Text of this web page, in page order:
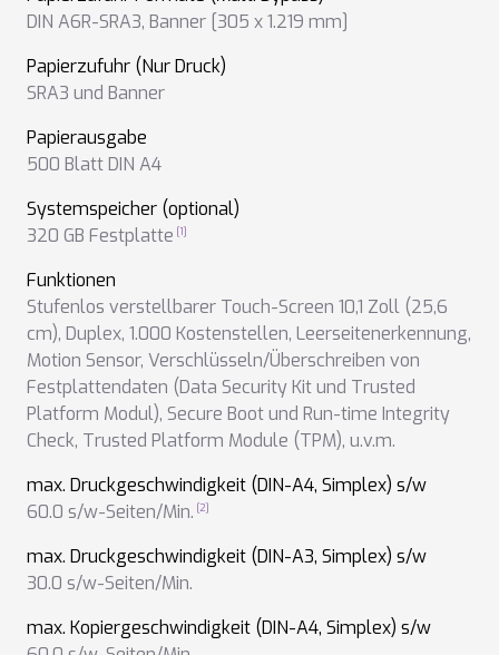
DIN A6R-SRA3, Banner [305 x 1.219 mm]
Papierzufuhr (Nur Druck)
SRA3 und Banner
Papierausgabe
500 Blatt DIN A4
Systemspeicher (optional)
320 GB Festplatte
Funktionen
Stufenlos verstellbarer Touch-Screen 10,1 Zoll (25,6
cm), Duplex, 1.000 Kostenstellen, Leerseitenerkennung,
Motion Sensor, Verschlüsseln/Überschreiben von
Festplattendaten (Data Security Kit und Trusted
Platform Modul), Secure Boot und Run-time Integrity
Check, Trusted Platform Module (TPM), u.v.m.
max. Druckgeschwindigkeit (DIN-A4, Simplex) s/w
60.0 s/w-Seiten/Min.
max. Druckgeschwindigkeit (DIN-A3, Simplex) s/w
30.0 s/w-Seiten/Min.
max. Kopiergeschwindigkeit (DIN-A4, Simplex) s/w